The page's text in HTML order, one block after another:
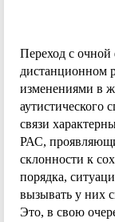
Переход с
дистанционном
изменениями в
аутистического
связи
РАС,
склонности к
порядка,
вызывать у них
Это, в свою